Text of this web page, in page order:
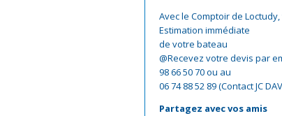
Avec le Comptoir de
Estimation immédiate
de votre bateau
@Recevez votre devis par
98 66 50 70 ou au
06 74 88 52 89 (Contact JC
Partagez avec vos amis